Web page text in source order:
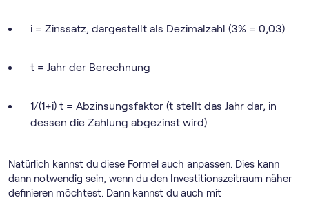
i = Zinssatz, dargestellt als Dezimalzahl (3% = 0,03)
t = Jahr der Berechnung
1/(1+i) t = Abzinsungsfaktor (t stellt das Jahr dar, in
dessen die Zahlung abgezinst wird)
Natürlich kannst du diese Formel auch anpassen. Dies kann
dann notwendig sein, wenn du den Investitionszeitraum näher
definieren möchtest. Dann kannst du auch mit